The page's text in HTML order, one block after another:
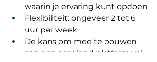
waarin je ervaring kunt opdoen
Flexibiliteit: ongeveer 2 tot 6
uur per week
De kans om mee te bouwen
aan een groeiend platform vol